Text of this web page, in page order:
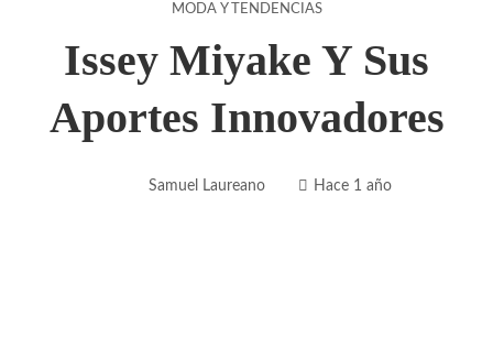
MODA Y TENDENCIAS
Issey Miyake Y Sus
Aportes Innovadores
Samuel Laureano Hace 1 año